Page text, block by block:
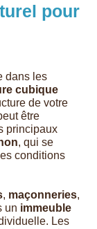
pour
dans les
cubique
de votre
être
principaux
, qui se
conditions
, maçonneries,
un immeuble
Les